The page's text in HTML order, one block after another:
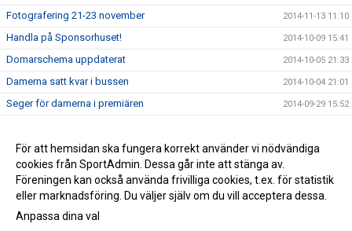
Fotografering 21-23 november 2014-11-13 11:10
Handla på Sponsorhuset! 2014-10-09 15:41
Domarschema uppdaterat 2014-10-05 21:33
Damerna satt kvar i bussen 2014-10-04 21:01
Seger för damerna i premiären 2014-09-29 15:52
Förlust mot Fjädern 2014-09-11 12:57
Utlämning av material 2014-08-20 12:41
För att hemsidan ska fungera korrekt använder vi nödvändiga
cookies från SportAdmin. Dessa går inte att stänga av.
Föreningen kan också använda frivilliga cookies, t.ex. för statistik
eller marknadsföring. Du väljer själv om du vill acceptera dessa.
Anpassa dina val